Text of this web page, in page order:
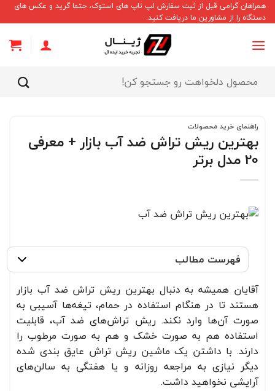
Skip
to
content
همراهان گرامی قبل از ثبت سفارش لپ تاپ های استوک، حتما گرید و عکس های
دستگاه را از مشاورین ما دریافت کنید.
برای:
راهنمای خرید محصولات
بهترین ریش تراش ضد آب بازار + معرفی
20 مدل برتر
فهرست مطالب
آقایان همیشه به دنبال بهترین ریش تراش ضد آب بازار
هستند تا در هنگام استفاده‌ در حمام، تیغه‌ها آسیبی به
صورت آن‌ها وارد نکند. ریش تراش‌های ضد آب، قابلیت
استفاده هم به صورت خشک و هم به صورت مرطوب را
دارند. با داشتن یک ماشین ریش تراش عایق بندی شده
دیگر نیازی به مراجعه روزانه و یا هفتگی به سالن‌های
آرایشی نخواهید داشت.